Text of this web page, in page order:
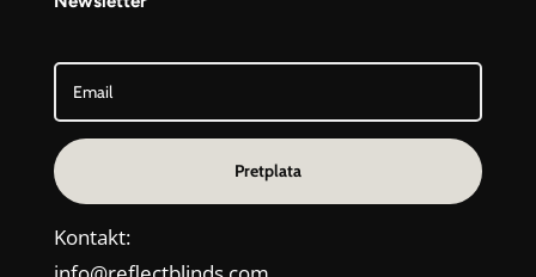
Pretplata
Kontakt: